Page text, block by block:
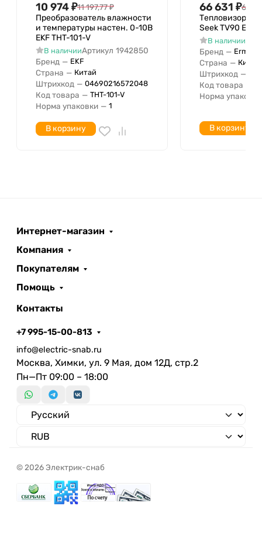
10 974₽11 197,77₽
Преобразователь влажности
и температуры настен. 0-10В
EKF THT-101-V
В наличииАртикул 1942850
Бренд — EKF
Страна — Китай
Штрихкод — 04690216572048
Код товара — THT-101-V
Норма упаковки — 1
В корзину
66 631 ₽67
Тепловизор
Seek TV90
В наличии
Бренд —
Страна — Китай
Штрихкод —
Код товара
Норма упаковки
В корзину
Интернет-магазин
Компания
Покупателям
Помощь
Контакты
+7 995-15-00-813
info@electric-snab.ru
Москва, Химки, ул. 9 Мая, дом 12Д, стр.2
Пн—Пт 09:00 – 18:00
© 2026 Электрик-снаб